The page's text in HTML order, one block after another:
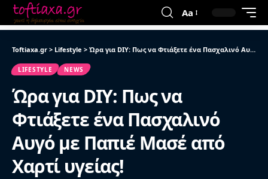
Aa
Toftiaxa.gr > Lifestyle > Ώρα για DIY: Πως να Φτιάξετε ένα Πασχαλινό Αυγό με Παπιέ Μασέ από Χαρτί υγείας!
LIFESTYLE NEWS
Ώρα για DIY: Πως να
Φτιάξετε ένα Πασχαλινό
Αυγό με Παπιέ Μασέ από
Χαρτί υγείας!